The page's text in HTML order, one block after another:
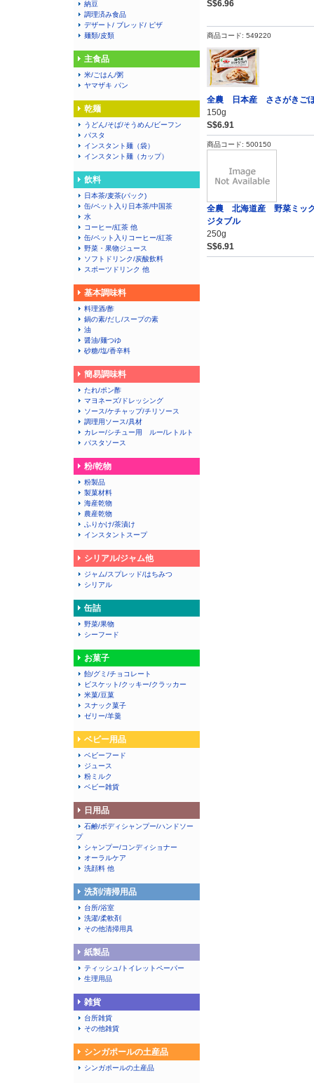
納豆
調理済み食品
デザート/ ブレッド/ ピザ
麺類/皮類
主食品
米/ごはん/粥
ヤマザキ パン
乾麺
うどん/そば/そうめん/ビーフン
パスタ
インスタント麺（袋）
インスタント麺（カップ）
飲料
日本茶/麦茶(パック)
缶/ペット入り日本茶/中国茶
水
コーヒー/紅茶 他
缶/ペット入りコーヒー/紅茶
野菜・果物ジュース
ソフトドリンク/炭酸飲料
スポーツドリンク 他
基本調味料
料理酒/酢
鍋の素/だし/スープの素
油
醤油/麺つゆ
砂糖/塩/香辛料
簡易調味料
たれ/ポン酢
マヨネーズ/ドレッシング
ソース/ケチャップ/チリソース
調理用ソース/具材
カレー/シチュー用 ルー/レトルト
パスタソース
粉/乾物
粉製品
製菓材料
海産乾物
農産乾物
ふりかけ/茶漬け
インスタントスープ
シリアル/ジャム他
ジャム/スプレッド/はちみつ
シリアル
缶詰
野菜/果物
シーフード
お菓子
飴/グミ/チョコレート
ビスケット/クッキー/クラッカー
米菓/豆菓
スナック菓子
ゼリー/羊羹
ベビー用品
ベビーフード
ジュース
粉ミルク
ベビー雑貨
日用品
石鹸/ボディシャンプー/ハンドソー
プ
シャンプー/コンディショナー
オーラルケア
洗顔料 他
洗剤/清掃用品
台所/浴室
洗濯/柔軟剤
その他清掃用具
紙製品
ティッシュ/トイレットペーパー
生理用品
雑貨
台所雑貨
その他雑貨
シンガポールの土産品
シンガポールの土産品
S$6.96
商品コード: 549220
全農 日本産 ささがきご
150g
S$6.91
商品コード: 500150
全農 北海道産 野菜ミッ
ジタブル
250g
S$6.91